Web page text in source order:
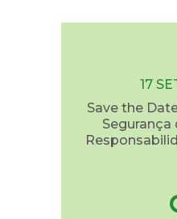
17
Save the
Segurança